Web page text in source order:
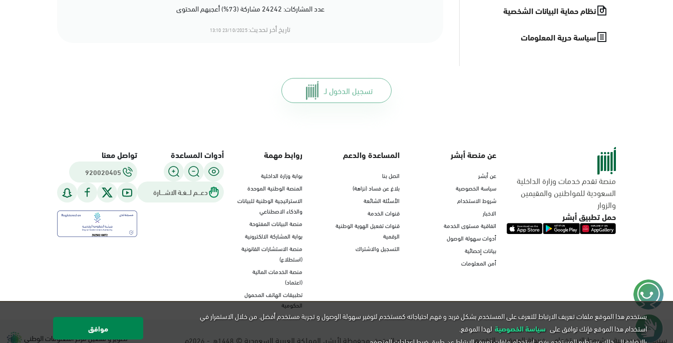
نظام حماية البيانات الشخصية
سياسة حرية المعلومات
عسير
عدد المشاركات: 24242 مشاركة (73%) أعجبهم المحتوى
تاريخ أخر تحديث:23/10/2025 13:10
تسجيل الدخول لـ
منصة تقدم خدمات وزارة الداخلية
السعودية للمواطنين والمقيمين
والزوار
حمل تطبيق أبشر
عن منصة أبشر
عن أبشر
سياسة الخصوصية
شروط الاستخدام
الاخبار
اتفاقية مستوى الخدمة
أدوات سهولة الوصول
بيانات إحصائية
أمن المعلومات
المساعدة والدعم
اتصل بنا
بلاغ عن فساد (نزاهة)
الأسئلة الشائعة
قنوات الخدمة
قنوات تفعيل الهوية الوطنية
الرقمية
التسجيل والاشتراك
روابط مهمة
بوابة وزارة الداخلية
المنصة الوطنية الموحدة
الاستراتيجية الوطنية للبيانات
والذكاء الاصطناعي
منصة البيانات المفتوحة
بوابة المشاركة الالكترونية
منصة الاستشارات القانونية
(استطلاع)
منصة الخدمات المالية
(اعتماد)
تطبيقات الهاتف المحمول
الحكومية
أدوات المساعدة
دعـــم لـــغـة الاشــــارة
تواصل معنا
920020405
سياسة الخصوصية شروط الاستخدام خريطة الموقع التقويم جميع الحقوق محفوظة لأبشر، المملكة العربية السعودية © 1448هـ - 2026م. تطوير و تشغيل مركز المعلومات الوطني
يستخدم هذا الموقع ملفات تعريف الارتباط للتعرف على المستخدم بشكل فريد و فهم احتياجاته كمستخدم لتوفير سهولة الوصول و تجربة مستخدم أفضل. من خلال الاستمرار في
استخدام هذا الموقع فإنك توافق على سياسة الخصوصية لهذا الموقع.
موافق